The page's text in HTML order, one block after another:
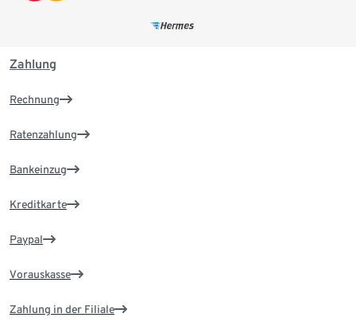
Zahlung
Rechnung
Ratenzahlung
Bankeinzug
Kreditkarte
Paypal
Vorauskasse
Zahlung in der Filiale